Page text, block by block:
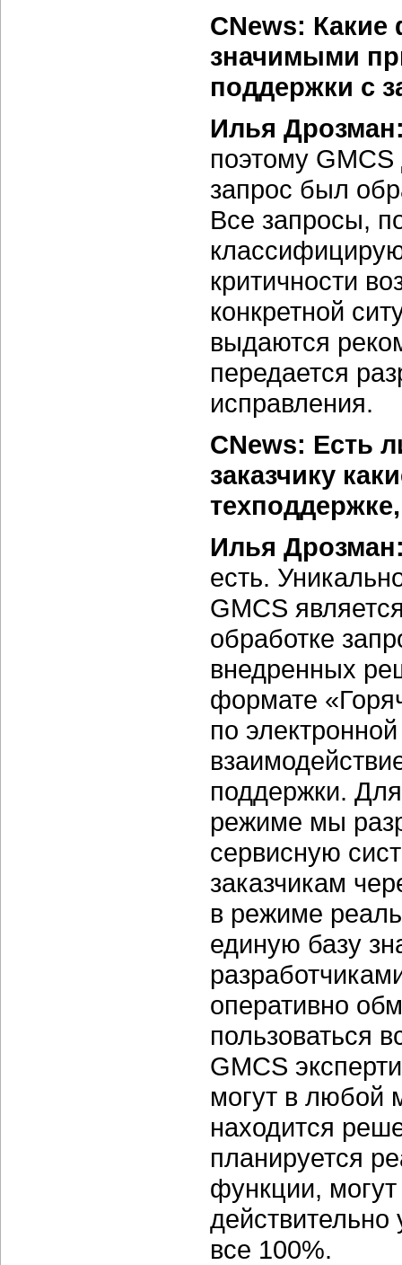
CNews:
значимыми
поддержки с
Илья
поэтому
запрос был
Все запросы,
критичности
конкретной
выдаются
передается
исправления.
CNews: Есть
заказчику
Илья
есть.
GMCS
обработке
внедренных
формате
по
поддержки.
режиме мы
сервисную
заказчикам
в режиме
единую базу
оперативно
пользоваться
GMCS
могут в любой
находится
планируется
функции,
все 100%.